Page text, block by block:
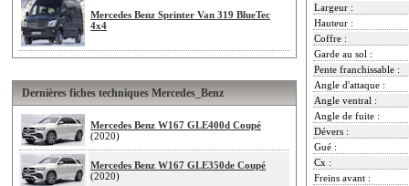
Mercedes Benz Sprinter Van 319 BlueTec
4x4
Dernières fiches techniques Mercedes_Benz
Mercedes Benz W167 GLE400d Coupé
(2020)
Mercedes Benz W167 GLE350de Coupé
(2020)
Largeur :
Hauteur :
Coffre :
Garde au sol :
Pente franchissable :
Angle d'attaque :
Angle ventral :
Angle de fuite :
Dévers :
Gué :
Cx :
Freins avant :